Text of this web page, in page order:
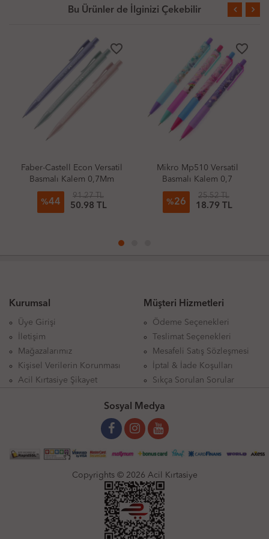
Bu Ürünler de İlginizi Çekebilir
favorite_border
Faber-Castell Econ Versatil
Basmalı Kalem 0,7Mm
Pale (Adet)
%44
91.27 TL
50.98 TL
favorite_border
Mikro Mp510 Versatil
Basmalı Kalem 0,7
%26
25.52 TL
18.79 TL
Kurumsal
Üye Girişi
İletişim
Mağazalarımız
Kişisel Verilerin Korunması
Acil Kırtasiye Şikayet
Müşteri Hizmetleri
Ödeme Seçenekleri
Teslimat Seçenekleri
Mesafeli Satış Sözleşmesi
İptal & İade Koşulları
Sıkça Sorulan Sorular
Sosyal Medya
Copyrights © 2026 Acil Kırtasiye